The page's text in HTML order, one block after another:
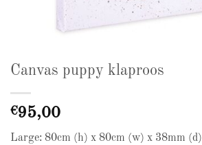
Canvas puppy klaproos
€95,00
Large: 80cm (h) x 80cm (w) x 38mm (d)